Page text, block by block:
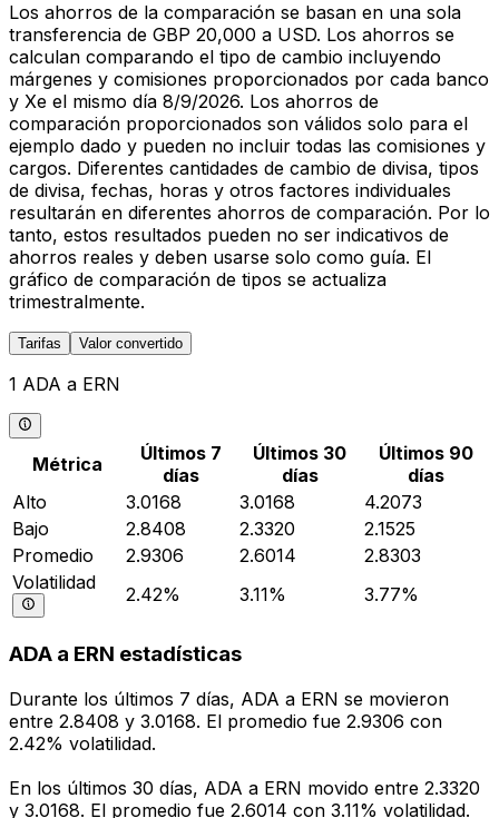
Los ahorros de la comparación se basan en una sola
transferencia de GBP 20,000 a USD. Los ahorros se
calculan comparando el tipo de cambio incluyendo
márgenes y comisiones proporcionados por cada banco
y Xe el mismo día 8/9/2026. Los ahorros de
comparación proporcionados son válidos solo para el
ejemplo dado y pueden no incluir todas las comisiones y
cargos. Diferentes cantidades de cambio de divisa, tipos
de divisa, fechas, horas y otros factores individuales
resultarán en diferentes ahorros de comparación. Por lo
tanto, estos resultados pueden no ser indicativos de
ahorros reales y deben usarse solo como guía. El
gráfico de comparación de tipos se actualiza
trimestralmente.
Tarifas Valor convertido
1 ADA a ERN
Métrica
Últimos 7
días
Últimos 30
días
Últimos 90
días
Alto
3.0168 3.0168
4.2073
Bajo
2.8408 2.3320
2.1525
Promedio
2.9306 2.6014
2.8303
Volatilidad
2.42% 3.11% 3.77%
ADA a ERN estadísticas
Durante los últimos 7 días, ADA a ERN se movieron
entre 2.8408 y 3.0168. El promedio fue 2.9306 con
2.42% volatilidad.
En los últimos 30 días, ADA a ERN movido entre 2.3320
y 3.0168. El promedio fue 2.6014 con 3.11% volatilidad.